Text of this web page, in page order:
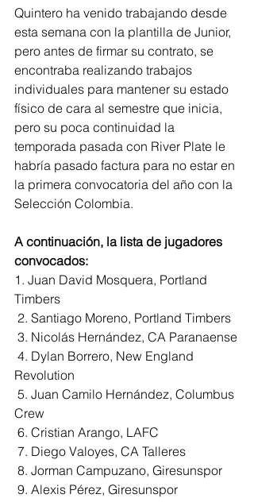
Quintero ha venido trabajando desde
esta semana con la plantilla de Junior,
pero antes de firmar su contrato, se
encontraba realizando trabajos
individuales para mantener su estado
físico de cara al semestre que inicia,
pero su poca continuidad la
temporada pasada con River Plate le
habría pasado factura para no estar en
la primera convocatoria del año con la
Selección Colombia.
A continuación, la lista de jugadores
convocados:
1. Juan David Mosquera, Portland
Timbers
2. Santiago Moreno, Portland Timbers
3. Nicolás Hernández, CA Paranaense
Revolution
Crew
6. Cristian Arango, LAFC
7. Diego Valoyes, CA Talleres
8. Jorman Campuzano, Giresunspor
9. Alexis Pérez, Giresunspor